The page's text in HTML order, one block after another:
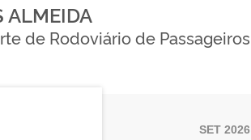
ALMEIDA
de Rodoviário de Passageiros
SET 2026